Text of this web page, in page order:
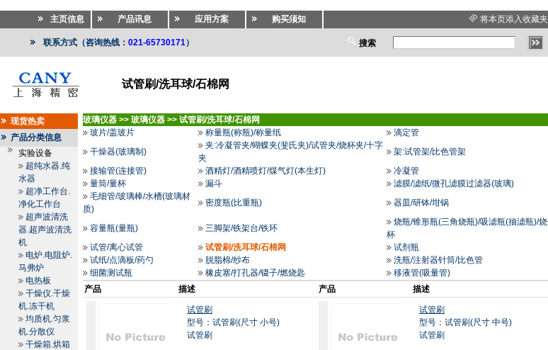
主页信息 产品讯息 应用方案 购买须知 将本页添入收藏夹
联系方式（咨询热线： 021-65730171） 搜索
试管刷/洗耳球/石棉网
现货热卖
产品分类信息
实验设备
超纯水器.纯
水器
超净工作台.
净化工作台
超声波清洗
器.超声波清洗
机
电炉.电阻炉.
马弗炉
电热板
干燥仪.干燥
机.冻干机
均质机.匀浆
机.分散仪
干燥箱.烘箱
玻璃仪器 >> 玻璃仪器 >> 试管刷/洗耳球/石棉网
玻片/盖玻片
称量瓶(称瓶)/称量纸
滴定管
干燥器(玻璃制)
夹:冷凝管夹/蝴蝶夹(斐氏夹)/试管夹/烧杯夹/十字
夹
架:试管架/比色管架
接输管(连接管)
酒精灯/酒精喷灯/煤气灯(本生灯)
冷凝管
量筒/量杯
漏斗
滤膜/滤纸/微孔滤膜过滤器(玻璃)
毛细管/玻璃棒/水槽(玻璃材
质)
密度瓶(比重瓶) 器皿/研钵/坩锅
容量瓶(量瓶) 三脚架/铁架台/铁环
烧瓶/锥形瓶(三角烧瓶)/吸滤瓶(抽滤瓶)/烧
杯
试管/离心试管
试管刷/洗耳球/石棉网
试剂瓶
试纸/点滴板/药勺
脱脂棉/纱布
洗瓶/注射器针筒/比色管
细菌测试瓶
橡皮塞/打孔器/镊子/燃烧匙
移液管(吸量管)
产品
描述 产品 描述
试管刷
型号：试管刷(尺寸 小号)
试管刷
试管刷
型号：试管刷(尺寸 中号)
试管刷